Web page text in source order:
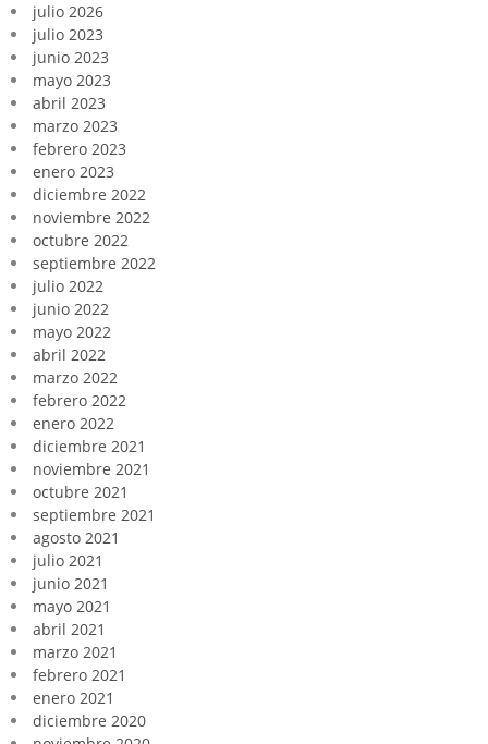
julio 2026
julio 2023
junio 2023
mayo 2023
abril 2023
marzo 2023
febrero 2023
enero 2023
diciembre 2022
noviembre 2022
octubre 2022
septiembre 2022
julio 2022
junio 2022
mayo 2022
abril 2022
marzo 2022
febrero 2022
enero 2022
diciembre 2021
noviembre 2021
octubre 2021
septiembre 2021
agosto 2021
julio 2021
junio 2021
mayo 2021
abril 2021
marzo 2021
febrero 2021
enero 2021
diciembre 2020